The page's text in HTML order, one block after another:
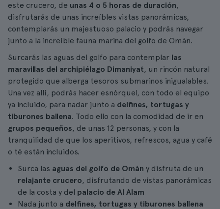
este crucero, de unas 4 o 5 horas de duración,
disfrutarás de unas increíbles vistas panorámicas,
contemplarás un majestuoso palacio y podrás navegar
junto a la increíble fauna marina del golfo de Omán.
Surcarás las aguas del golfo para contemplar las
maravillas del archipiélago Dimaniyat, un rincón natural
protegido que alberga tesoros submarinos inigualables.
Una vez allí, podrás hacer esnórquel, con todo el equipo
ya incluido, para nadar junto a delfines, tortugas y
tiburones ballena. Todo ello con la comodidad de ir en
grupos pequeños, de unas 12 personas, y con la
tranquilidad de que los aperitivos, refrescos, agua y café
o té están incluidos.
Surca las aguas del golfo de Omán y disfruta de un
relajante crucero, disfrutando de vistas panorámicas
de la costa y del palacio de Al Alam
Nada junto a delfines, tortugas y tiburones ballena